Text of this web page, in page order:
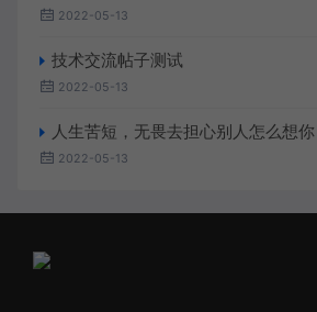
2022-05-13
技术交流帖子测试
2022-05-13
人生苦短，无畏去担心别人怎么想你，怎么说你，
2022-05-13